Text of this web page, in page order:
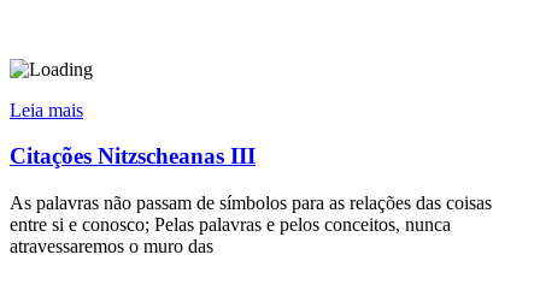
Leia mais
Citações Nitzscheanas III
As palavras não passam de símbolos para as relações das coisas
entre si e conosco; Pelas palavras e pelos conceitos, nunca
atravessaremos o muro das